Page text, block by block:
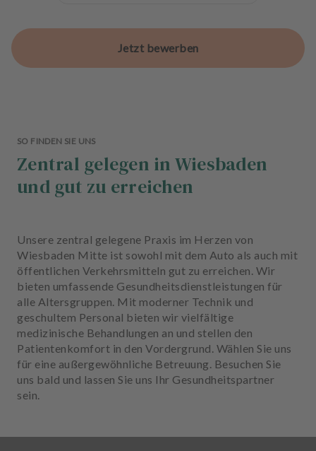
Alterszahnheilkunde
Zahnerhaltung
Lachgas
Angstpatienten
Jetzt bewerben
SO FINDEN SIE UNS
Zentral gelegen in Wiesbaden
und gut zu erreichen
Unsere zentral gelegene Praxis im Herzen von
Wiesbaden Mitte ist sowohl mit dem Auto als auch mit
öffentlichen Verkehrsmitteln gut zu erreichen. Wir
bieten umfassende Gesundheitsdienstleistungen für
alle Altersgruppen. Mit moderner Technik und
geschultem Personal bieten wir vielfältige
medizinische Behandlungen an und stellen den
Patientenkomfort in den Vordergrund. Wählen Sie uns
für eine außergewöhnliche Betreuung. Besuchen Sie
uns bald und lassen Sie uns Ihr Gesundheitspartner
sein.